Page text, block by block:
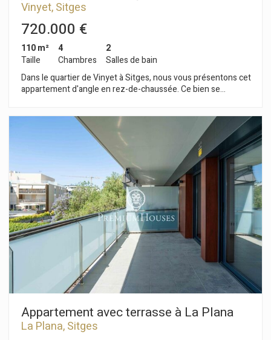
Vinyet, Sitges
720.000 €
110 m²
Taille
4
Chambres
2
Salles de bain
Dans le quartier de Vinyet à Sitges, nous vous présentons cet
appartement d'angle en rez-de-chaussée. Ce bien se
d'un parking pour une voiture et une moto. Le rez-de-
chaussée se compose d'un espace de vie comprenant un
séjour/salle à manger avec cuisine ouverte. Ces deux
espaces s'ouvrent sur un magnifique jardin privatif qui
entoure la maison. La terrasse offre plusieurs espaces
distincts, dont un coin barbecue, un salon de jardin, un coin
repas d'été et un espace détente. L'espace nuit comprend
quatre chambres doubles et deux salles de bains complètes.
Toutes les chambres sont équipées de placards intégrés. Le
rez-de-chaussée comprend également un cellier et une place
de parking avec accès direct à la propriété. Le quartier de
Vinyet à Sitges se caractérise par sa situation privilégiée à
proximité de la plage et son calme, même en été. Le tout à
quelques minutes seulement du centre-ville.
Appartement avec terrasse à La Plana
La Plana, Sitges
Modifier les cookies